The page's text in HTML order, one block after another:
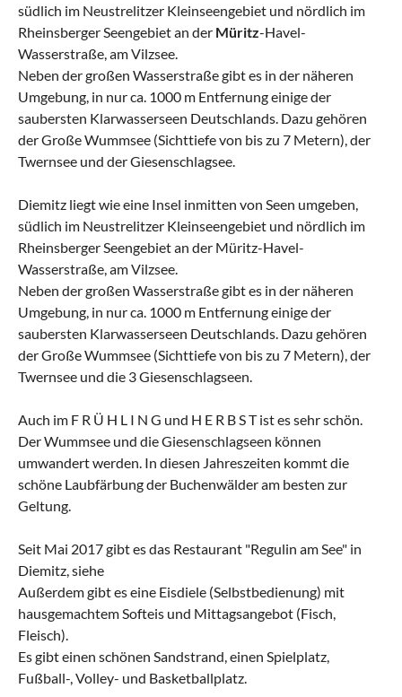
südlich im Neustrelitzer Kleinseengebiet und nördlich im
Rheinsberger Seengebiet an der Müritz-Havel-
Wasserstraße, am Vilzsee.
Neben der großen Wasserstraße gibt es in der näheren
Umgebung, in nur ca. 1000 m Entfernung einige der
saubersten Klarwasserseen Deutschlands. Dazu gehören
der Große Wummsee (Sichttiefe von bis zu 7 Metern), der
Twernsee und der Giesenschlagsee.
Diemitz liegt wie eine Insel inmitten von Seen umgeben,
südlich im Neustrelitzer Kleinseengebiet und nördlich im
Rheinsberger Seengebiet an der Müritz-Havel-
Wasserstraße, am Vilzsee.
Neben der großen Wasserstraße gibt es in der näheren
Umgebung, in nur ca. 1000 m Entfernung einige der
saubersten Klarwasserseen Deutschlands. Dazu gehören
der Große Wummsee (Sichttiefe von bis zu 7 Metern), der
Twernsee und die 3 Giesenschlagseen.
Auch im F R Ü H L I N G und H E R B S T ist es sehr schön.
Der Wummsee und die Giesenschlagseen können
umwandert werden. In diesen Jahreszeiten kommt die
schöne Laubfärbung der Buchenwälder am besten zur
Geltung.
Seit Mai 2017 gibt es das Restaurant "Regulin am See" in
Diemitz, siehe
Außerdem gibt es eine Eisdiele (Selbstbedienung) mit
hausgemachtem Softeis und Mittagsangebot (Fisch,
Fleisch).
Es gibt einen schönen Sandstrand, einen Spielplatz,
Fußball-, Volley- und Basketballplatz.